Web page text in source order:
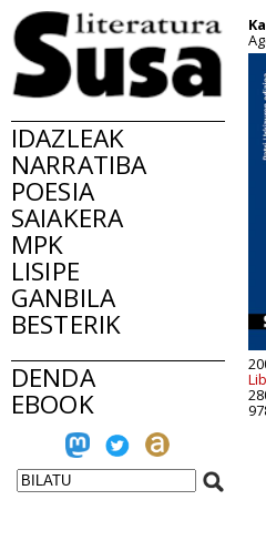
IDAZLEAK
NARRATIBA
POESIA
SAIAKERA
MPK
LISIPE
GANBILA
BESTERIK
DENDA
EBOOK